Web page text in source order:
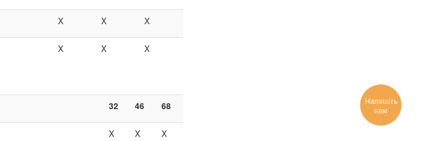
X X X
X X X
32 46 68
X X X
Напишіть
нам